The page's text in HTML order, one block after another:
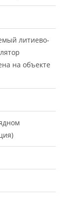
литиево-
на объекте